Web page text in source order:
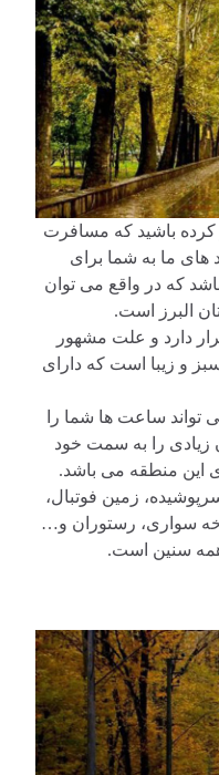
کرده باشید که مسافرت
های ما به شما برای
که در واقع می‌ توان
البرز است.
دارد و علت مشهور
و زیبا است که دارای
ساعت ها شما را
زیادی را به سمت خود
منطقه می باشد.
زمین فوتبال،
سواری، رستوران و…
سنین است.